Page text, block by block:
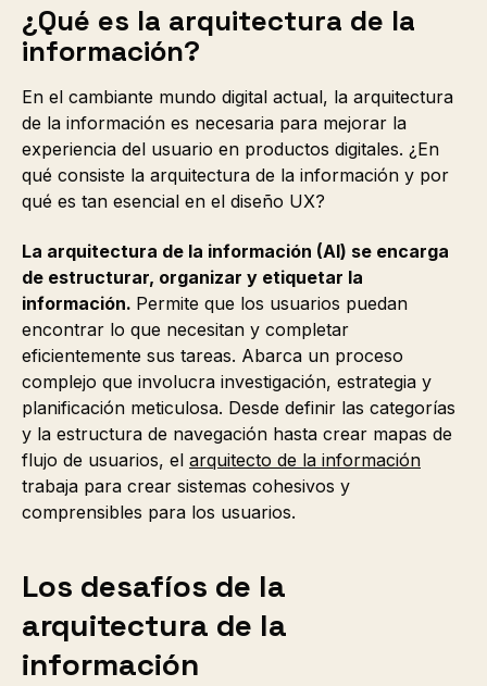
¿Qué es la arquitectura de la
información?
En el cambiante mundo digital actual, la arquitectura
de la información es necesaria para mejorar la
experiencia del usuario en productos digitales. ¿En
qué consiste la arquitectura de la información y por
qué es tan esencial en el diseño UX?
La arquitectura de la información (AI) se encarga
de estructurar, organizar y etiquetar la
información. Permite que los usuarios puedan
encontrar lo que necesitan y completar
eficientemente sus tareas. Abarca un proceso
complejo que involucra investigación, estrategia y
planificación meticulosa. Desde definir las categorías
y la estructura de navegación hasta crear mapas de
flujo de usuarios, el arquitecto de la información
trabaja para crear sistemas cohesivos y
comprensibles para los usuarios.
Los desafíos de la
arquitectura de la
información